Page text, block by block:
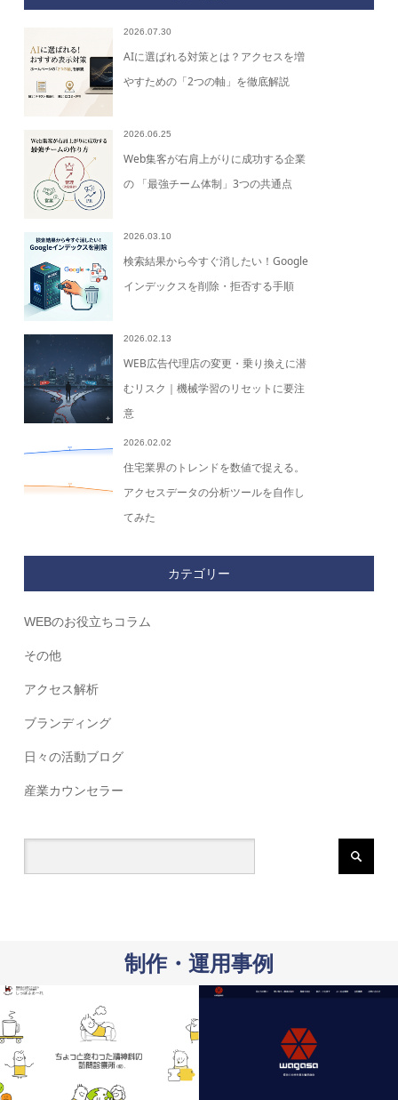
2026.07.30
AIに選ばれる対策とは？アクセスを増
やすための「2つの軸」を徹底解説
2026.06.25
Web集客が右肩上がりに成功する企業
の 「最強チーム体制」3つの共通点
2026.03.10
検索結果から今すぐ消したい！Google
インデックスを削除・拒否する手順
2026.02.13
WEB広告代理店の変更・乗り換えに潜
むリスク｜機械学習のリセットに要注
意
2026.02.02
住宅業界のトレンドを数値で捉える。
アクセスデータの分析ツールを自作し
てみた
カテゴリー
WEBのお役立ちコラム
その他
アクセス解析
ブランディング
日々の活動ブログ
産業カウンセラー
制作・運用事例